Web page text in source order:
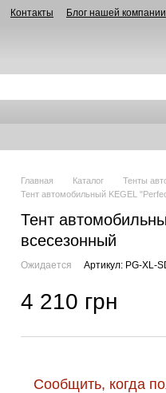
Контакты Блог нашей компании
Главная Каталог
Тенты
Тент автомобильный KEGEL
Тент
всесезонный
Ожидается Артикул: PG-XL-
4 210 грн
Сообщить, когда